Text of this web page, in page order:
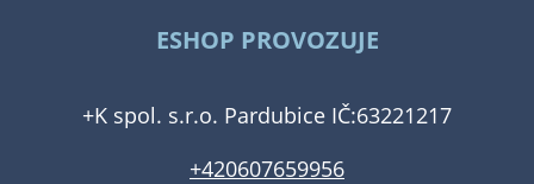
ESHOP PROVOZUJE
+K spol. s.r.o. Pardubice IČ:63221217
+420607659956